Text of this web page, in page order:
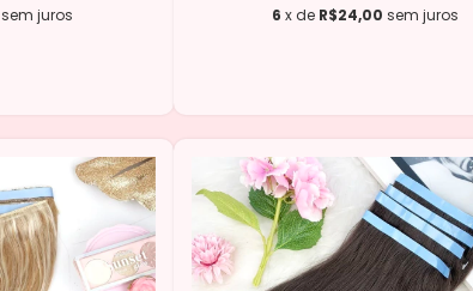
sem juros 6 x de R$24,00 sem juros